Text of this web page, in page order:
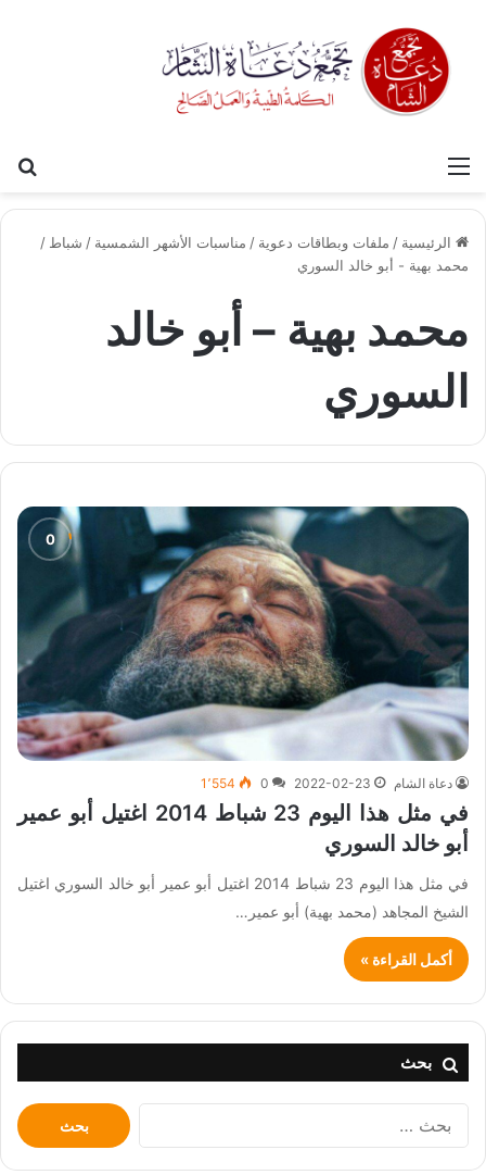
القائمة
الرئيسية / ملفات وبطاقات دعوية / مناسبات الأشهر الشمسية / شباط /
محمد بهية - أبو خالد السوري
محمد بهية – أبو خالد
السوري
دعاة الشام 2022-02-23
0 1٬554
في مثل هذا اليوم 23 شباط 2014 اغتيل أبو عمير
أبو خالد السوري
في مثل هذا اليوم 23 شباط 2014 اغتيل أبو عمير أبو خالد السوري اغتيل
الشيخ المجاهد (محمد بهية) أبو عمير…
أكمل القراءة »
بحث
البحث
عن: